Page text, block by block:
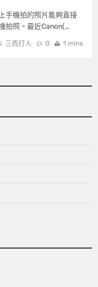
手機拍的照片能夠直接
拍照。最近Canon(…
三西打人 0 1 mins